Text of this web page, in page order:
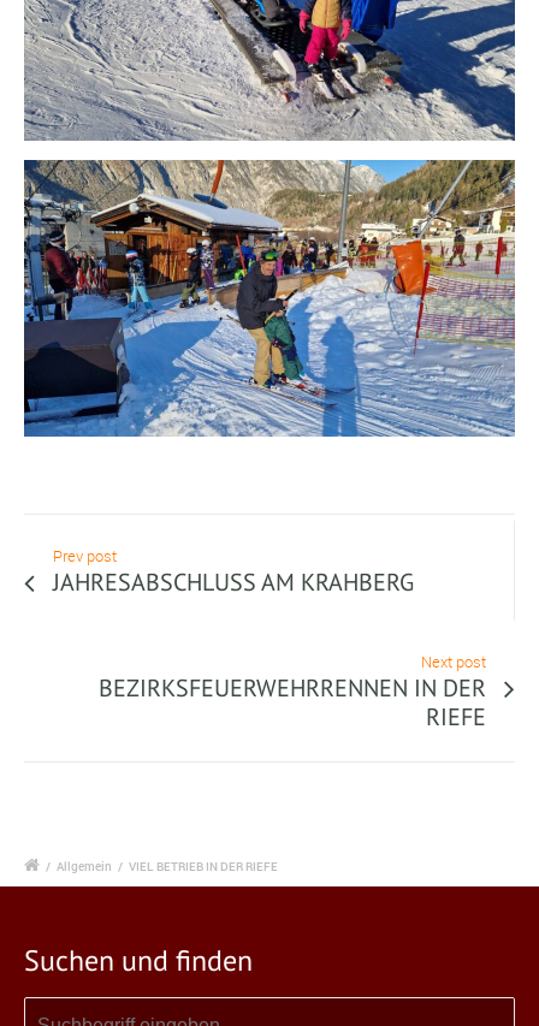
Prev post
JAHRESABSCHLUSS AM KRAHBERG
Next post
BEZIRKSFEUERWEHRRENNEN IN DER
RIEFE
/ Allgemein / VIEL BETRIEB IN DER RIEFE
Suchen und finden